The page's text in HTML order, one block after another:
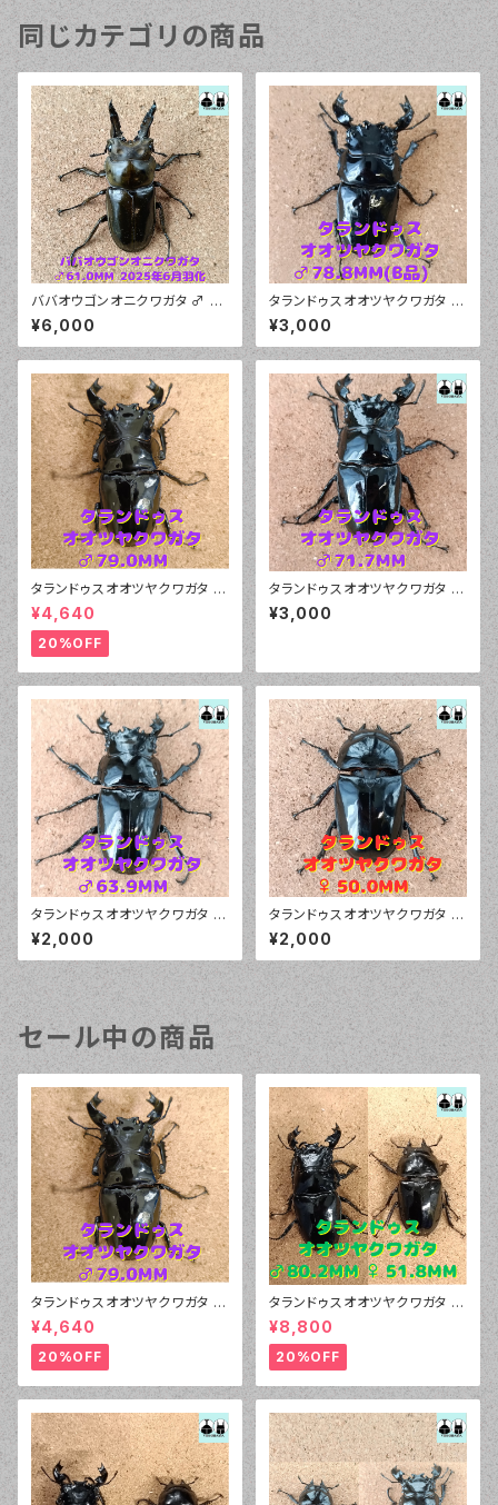
同じカテゴリの商品
ババオウゴンオニクワガタ ♂ 6
1.0mm
¥6,000
タランドゥスオオツヤクワガタ ♂
78.8mm（B品）
¥3,000
タランドゥスオオツヤクワガタ ♂
79.0mm 販売中
¥4,640
20%OFF
タランドゥスオオツヤクワガタ ♂
71.7mm
¥3,000
タランドゥスオオツヤクワガタ ♂
63.9mm
¥2,000
タランドゥスオオツヤクワガタ ♀
50.0mm
¥2,000
セール中の商品
タランドゥスオオツヤクワガタ ♂
79.0mm 販売中
¥4,640
20%OFF
タランドゥスオオツヤクワガタ ♂
80.2mm、♀51.8mm ペア
¥8,800
20%OFF